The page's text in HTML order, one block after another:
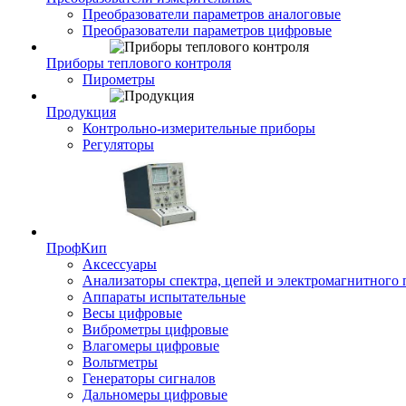
Преобразователи параметров аналоговые
Преобразователи параметров цифровые
Приборы теплового контроля
Пирометры
Продукция
Контрольно-измерительные приборы
Регуляторы
ПрофКип
Аксессуары
Анализаторы спектра, цепей и электромагнитного
Аппараты испытательные
Весы цифровые
Виброметры цифровые
Влагомеры цифровые
Вольтметры
Генераторы сигналов
Дальномеры цифровые